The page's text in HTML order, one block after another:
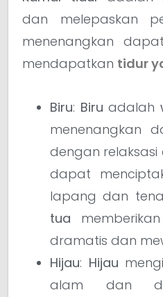
dan melepaskan
menenangkan
mendapatkan tidur
Biru: Biru adalah
menenangkan
dengan relaksasi
dapat
lapang dan
tua memberikan
dramatis dan
Hijau: Hijau
alam dan